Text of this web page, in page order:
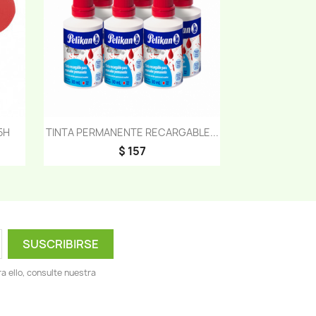
TINTA PERMANENTE RECARGABLE...
$ 157
Vista rápida
ello, consulte nuestra